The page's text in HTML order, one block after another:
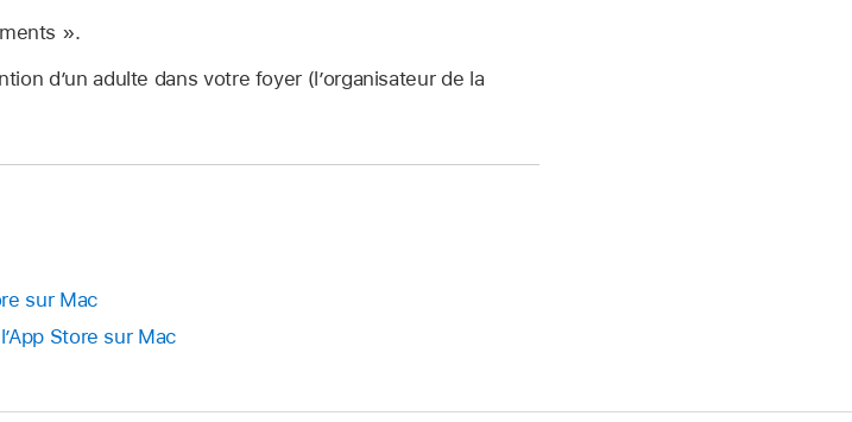
».
d’un adulte dans votre foyer (l’organisateur de la
sur Mac
Store sur Mac